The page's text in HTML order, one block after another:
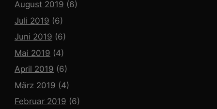
August 2019 (6)
Juli 2019 (6)
Juni 2019 (6)
Mai 2019 (4)
April 2019 (6)
März 2019 (4)
Februar 2019 (6)